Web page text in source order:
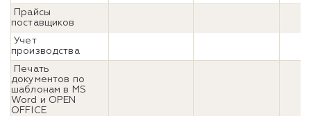
Прайсы
поставщиков
Учет
производства
Печать
документов по
шаблонам в MS
Word и OPEN
OFFICE